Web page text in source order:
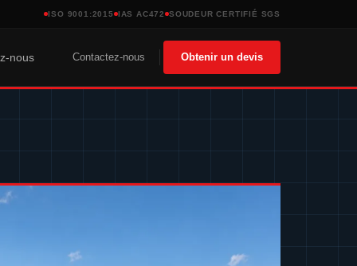
ISO 9001:2015 IAS AC472 SOUDEUR CERTIFIÉ SGS
nous Contactez-nous Obtenir un devis